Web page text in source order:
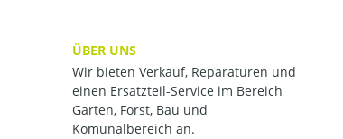
ÜBER UNS
Wir bieten Verkauf, Reparaturen und
einen Ersatzteil-Service im Bereich
Garten, Forst, Bau und
Komunalbereich an.